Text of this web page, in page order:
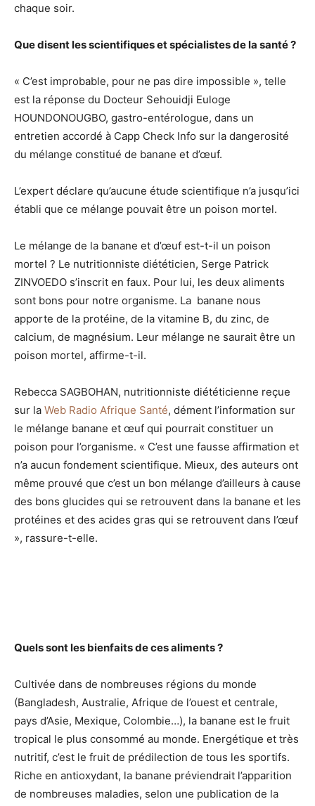
chaque soir.
Que disent les scientifiques et spécialistes de la santé ?
« C’est improbable, pour ne pas dire impossible », telle
est la réponse du Docteur Sehouidji Euloge
HOUNDONOUGBO, gastro-entérologue, dans un
entretien accordé à Capp Check Info sur la dangerosité
du mélange constitué de banane et d’œuf.
L’expert déclare qu’aucune étude scientifique n’a jusqu’ici
établi que ce mélange pouvait être un poison mortel.
Le mélange de la banane et d’œuf est-t-il un poison
mortel ? Le nutritionniste diététicien, Serge Patrick
ZINVOEDO s’inscrit en faux. Pour lui, les deux aliments
sont bons pour notre organisme. La banane nous
apporte de la protéine, de la vitamine B, du zinc, de
calcium, de magnésium. Leur mélange ne saurait être un
poison mortel, affirme-t-il.
Rebecca SAGBOHAN, nutritionniste diététicienne reçue
sur la Web Radio Afrique Santé, dément l’information sur
le mélange banane et œuf qui pourrait constituer un
poison pour l’organisme. « C’est une fausse affirmation et
n’a aucun fondement scientifique. Mieux, des auteurs ont
même prouvé que c’est un bon mélange d’ailleurs à cause
des bons glucides qui se retrouvent dans la banane et les
protéines et des acides gras qui se retrouvent dans l’œuf
», rassure-t-elle.
Quels sont les bienfaits de ces aliments ?
Cultivée dans de nombreuses régions du monde
(Bangladesh, Australie, Afrique de l’ouest et centrale,
pays d’Asie, Mexique, Colombie…), la banane est le fruit
tropical le plus consommé au monde. Energétique et très
nutritif, c’est le fruit de prédilection de tous les sportifs.
Riche en antioxydant, la banane préviendrait l’apparition
de nombreuses maladies, selon une publication de la